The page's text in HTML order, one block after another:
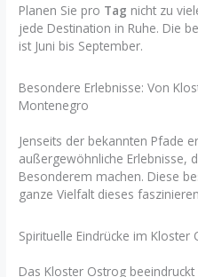
Planen Sie pro Tag nicht zu
jede Destination in Ruhe. Die
ist Juni bis September.
Besondere Erlebnisse: Von
Montenegro
Jenseits der bekannten Pfade
außergewöhnliche Erlebnisse,
Besonderem machen. Diese
ganze Vielfalt dieses
Spirituelle Eindrücke im Kloster
Das Kloster Ostrog